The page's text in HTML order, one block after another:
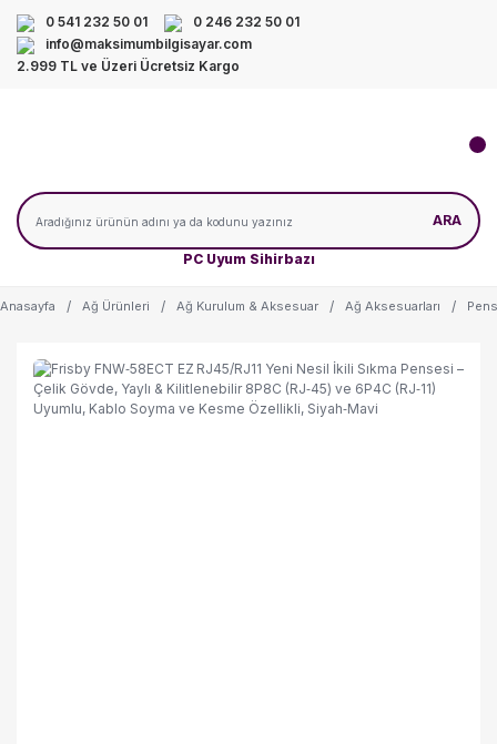
0 541 232 50 01
0 246 232 50 01
info@maksimumbilgisayar.com
2.999 TL ve Üzeri Ücretsiz Kargo
PC Uyum Sihirbazı
ARA
Anasayfa Ağ Ürünleri Ağ Kurulum & Aksesuar Ağ Aksesuarları